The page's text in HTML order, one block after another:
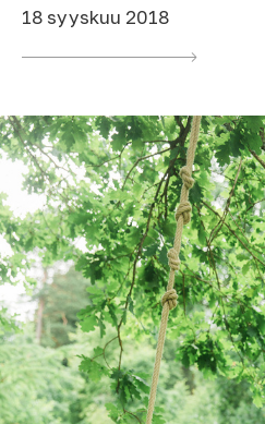
18 syyskuu 2018